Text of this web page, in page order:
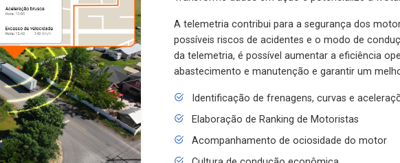
A telemetria contribui para a segurança dos
possíveis riscos de acidentes e o modo de
da telemetria, é possível aumentar a eficiência
abastecimento e manutenção e garantir um
Identificação de frenagens, curvas e
Elaboração de Ranking de Motoristas
Acompanhamento de ociosidade do motor
Cultura de condução econômica